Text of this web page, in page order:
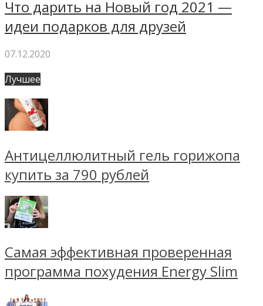
Что дарить на Новый год 2021 —
идеи подарков для друзей
07.12.2020
Лучшее
Антицеллюлитный гель горижопа
купить за 790 рублей
Самая эффективная проверенная
программа похудения Energy Slim